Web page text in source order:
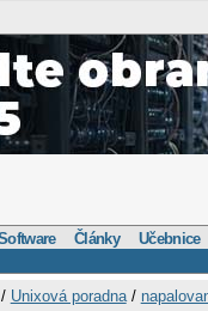
Články Učebnice
Unixová poradna/